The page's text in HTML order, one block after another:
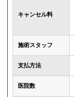
キャンセル料
施術スタッフ
支払方法
医院数